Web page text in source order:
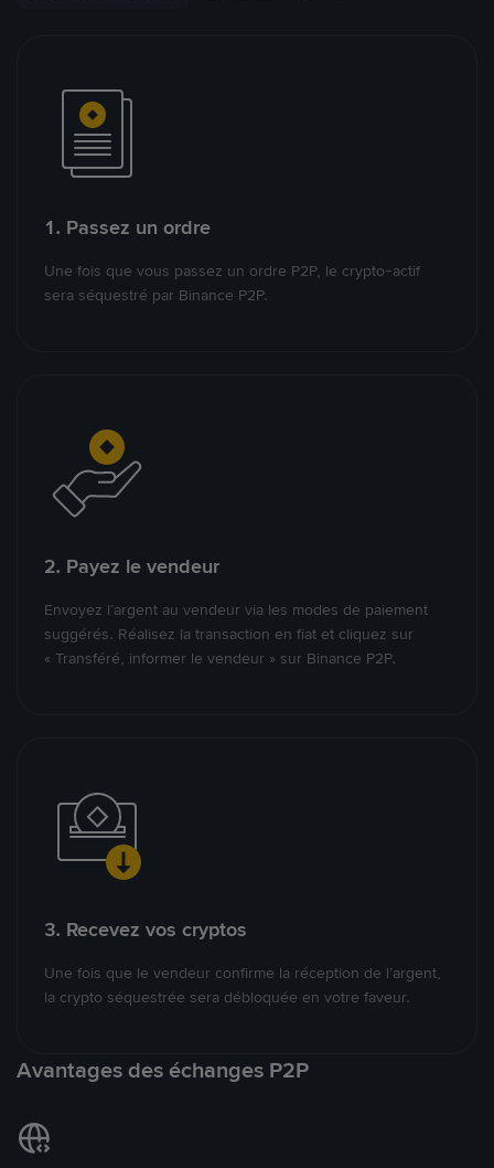
1. Passez un ordre
Une fois que vous passez un ordre P2P, le crypto-actif
sera séquestré par Binance P2P.
2. Payez le vendeur
Envoyez l’argent au vendeur via les modes de paiement
suggérés. Réalisez la transaction en fiat et cliquez sur
« Transféré, informer le vendeur » sur Binance P2P.
3. Recevez vos cryptos
Une fois que le vendeur confirme la réception de l’argent,
la crypto séquestrée sera débloquée en votre faveur.
Avantages des échanges P2P